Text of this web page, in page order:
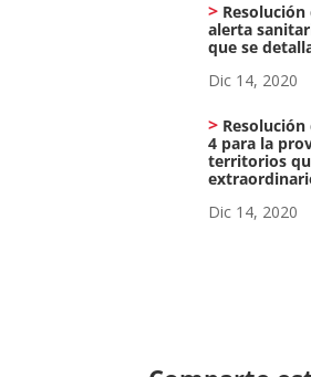
alerta
que se
Dic 14, 2020
4 para la
territorios
Dic 14, 2020